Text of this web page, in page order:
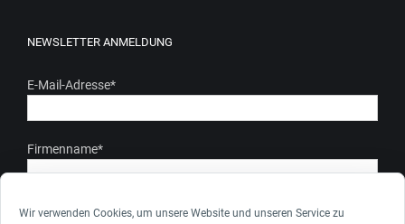
Wir verwenden Cookies, um unsere Website und unseren Service zu
NEWSLETTER ANMELDUNG
E-Mail-Adresse*
Firmenname*
Ich stimme zu, dass meine personenbezogenen Daten gem.